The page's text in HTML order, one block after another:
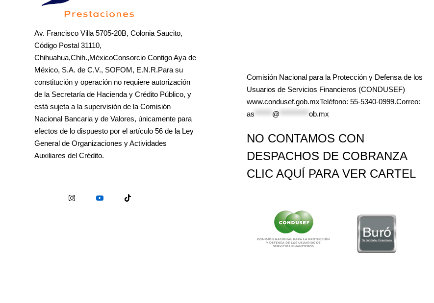
Av. Francisco Villa 5705-20B, Colonia Saucito,
Código Postal 31110,
Chihuahua,Chih.,MéxicoConsorcio Contigo Aya de
México, S.A. de C.V., SOFOM, E.N.R.Para su
constitución y operación no requiere autorización
de la Secretaría de Hacienda y Crédito Público, y
está sujeta a la supervisión de la Comisión
Nacional Bancaria y de Valores, únicamente para
efectos de lo dispuesto por el artículo 56 de la Ley
General de Organizaciones y Actividades
Auxiliares del Crédito.
Comisión Nacional para la Protección y Defensa de los
Usuarios de Servicios Financieros (CONDUSEF)
www.condusef.gob.mxTeléfono: 55-5340-0999.Correo:
as
@ ob.mx
NO CONTAMOS CON
DESPACHOS DE COBRANZA
CLIC AQUÍ PARA VER CARTEL